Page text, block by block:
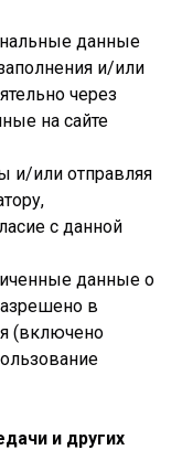
данные
и/или
через
на сайте
и/или отправляя
с данной
данные о
в
(включено
и других